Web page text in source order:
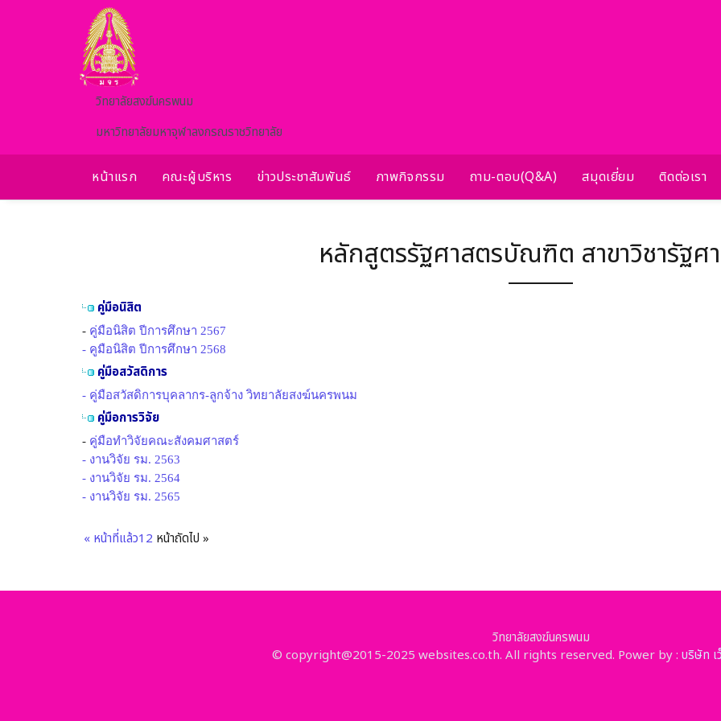
Skip to main content
วิทยาลัยสงฆ์นครพนม
มหาวิทยาลัยมหาจุฬาลงกรณราชวิทยาลัย
หน้าแรก คณะผู้บริหาร ข่าวประชาสัมพันธ์ ภาพกิจกรรม ถาม-ตอบ(Q&A) สมุดเยี่ยม ติดต่อเรา
หลักสูตรรัฐศาสตรบัณฑิต สาขาวิชารัฐศ
คู่มือนิสิต
- คู่มือนิสิต ปีการศึกษา 2567
- คูมือนิสิต ปีการศึกษา 2568
คู่มือสวัสดิการ
- คู่มือสวัสดิการบุคลากร-ลูกจ้าง วิทยาลัยสงฆ์นครพนม
คู่มือการวิจัย
- คู่มือทำวิจัยคณะสังคมศาสตร์
- งานวิจัย รม. 2563
- งานวิจัย รม. 2564
- งานวิจัย รม. 2565
« หน้าที่แล้ว1 2 หน้าถัดไป »
วิทยาลัยสงฆ์นครพนม
© copyright@2015-2025 websites.co.th. All rights reserved. Power by : บริษัท เ